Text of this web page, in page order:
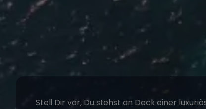
Stell Dir vor, Du stehst an Deck einer